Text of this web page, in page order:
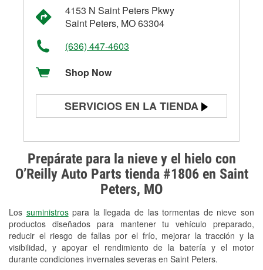
Prepárate para la nieve y el hielo con
O’Reilly Auto Parts tienda #1806 en Saint
Peters, MO
Los suministrospara la llegada de las tormentas de nieve son
productos diseñados para mantener tu vehículo preparado,
reducir el riesgo de fallas por el frío, mejorar la tracción y la
visibilidad, y apoyar el rendimiento de la batería y el motor
durante condiciones invernales severas en Saint Peters.
4153 N Saint Peters Pkwy
Saint Peters, MO 63304
(636) 447-4603
Shop Now
SERVICIOS EN LA TIENDA
Prueba de alternadores y
arrancadores
Revisión de la luz "Check Engine"
Reciclaje de baterías y aceite
Instalación de bombillas de faros
Instalación de limpiaparabrisas